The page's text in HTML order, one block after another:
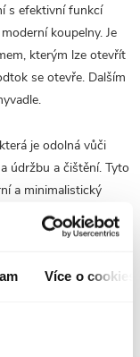
Více o cookies
s efektivní funkcí
koupelny. Je
kterým lze otevřít
se otevře. Dalším
je odolná vůči
údržbu a čištění. Tyto
a minimalistický
jednoduchosti a
prvkem, který
individuálních